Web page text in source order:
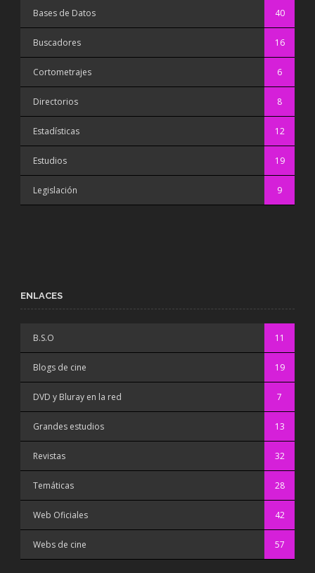
Bases de Datos 40
Buscadores 16
Cortometrajes 6
Directorios 8
Estadísticas 12
Estudios 19
Legislación 9
ENLACES
B.S.O 11
Blogs de cine 19
DVD y Bluray en la red 7
Grandes estudios 13
Revistas 32
Temáticas 28
Web Oficiales 42
Webs de cine 57